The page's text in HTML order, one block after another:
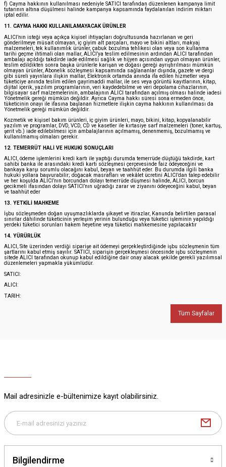
f) Cayma hakkının kullanılması nedeniyle SATICI tarafından düzenlenen kampanya limit
tutarının altına düşülmesi halinde kampanya kapsamında faydalanılan indirim miktarı
iptal edilir.
11. CAYMA HAKKI KULLANILAMAYACAK ÜRÜNLER
ALICI’nın isteği veya açıkça kişisel ihtiyaçları doğrultusunda hazırlanan ve geri
gönderilmeye müsait olmayan, iç giyim alt parçaları, mayo ve bikini altları, makyaj
malzemeleri, tek kullanımlık ürünler, çabuk bozulma tehlikesi olan veya son kullanma
tarihi geçme ihtimali olan mallar, ALICI’ya teslim edilmesinin ardından ALICI tarafından
ambalajı açıldığı takdirde iade edilmesi sağlık ve hijyen açısından uygun olmayan ürünler,
teslim edildikten sonra başka ürünlerle karışan ve doğası gereği ayrıştırılması mümkün
olmayan ürünler, Abonelik sözleşmesi kapsamında sağlananlar dışında, gazete ve dergi
gibi süreli yayınlara ilişkin mallar, Elektronik ortamda anında ifa edilen hizmetler veya
tüketiciye anında teslim edilen gayrimaddi mallar, ile ses veya görüntü kayıtlarının, kitap,
dijital içerik, yazılım programlarının, veri kaydedebilme ve veri depolama cihazlarının,
bilgisayar sarf malzemelerinin, ambalajının ALICI tarafından açılmış olması halinde iadesi
Yönetmelik gereği mümkün değildir. Ayrıca Cayma hakkı süresi sona ermeden önce,
tüketicinin onayı ile ifasına başlanan hizmetlere ilişkin cayma hakkının kullanılması da
Yönetmelik gereği mümkün değildir.
Kozmetik ve kişisel bakım ürünleri, iç giyim ürünleri, mayo, bikini, kitap, kopyalanabilir
yazılım ve programlar, DVD, VCD, CD ve kasetler ile kırtasiye sarf malzemeleri (toner, kartuş,
şerit vb.) iade edilebilmesi için ambalajlarının açılmamış, denenmemiş, bozulmamış ve
kullanılmamış olmaları gerekir.
12. TEMERRÜT HALİ VE HUKUKİ SONUÇLARI
ALICI, ödeme işlemlerini kredi kartı ile yaptığı durumda temerrüde düştüğü takdirde, kart
sahibi banka ile arasındaki kredi kartı sözleşmesi çerçevesinde faiz ödeyeceğini ve
bankaya karşı sorumlu olacağını kabul, beyan ve taahhüt eder. Bu durumda ilgili banka
hukuki yollara başvurabilir; doğacak masrafları ve vekâlet ücretini ALICI’dan talep edebilir
ve her koşulda ALICI’nın borcundan dolayı temerrüde düşmesi halinde, ALICI, borcun
gecikmeli ifasından dolayı SATICI’nın uğradığı zarar ve ziyanını ödeyeceğini kabul, beyan
ve taahhüt eder
13. YETKİLİ MAHKEME
İşbu sözleşmeden doğan uyuşmazlıklarda şikayet ve itirazlar, Kanunda belirtilen parasal
sınırlar dâhilinde tüketicinin yerleşim yerinin bulunduğu veya tüketici işleminin yapıldığı
yerdeki tüketici sorunları hakem heyetine veya tüketici mahkemesine yapılacaktır
14. YÜRÜRLÜK
ALICI, Site üzerinden verdiği siparişe ait ödemeyi gerçekleştirdiğinde işbu sözleşmenin tüm
şartlarını kabul etmiş sayılır. SATICI, siparişin gerçekleşmesi öncesinde işbu sözleşmenin
sitede ALICI tarafından okunup kabul edildiğine dair onay alacak şekilde gerekli yazılımsal
düzenlemeleri yapmakla yükümlüdür.
SATICI:
ALICI:
TARİH:
Tüm Sayfalar
Mail adresinizle e-bültenimize kayıt olabilirsiniz.
Bilgilendirme